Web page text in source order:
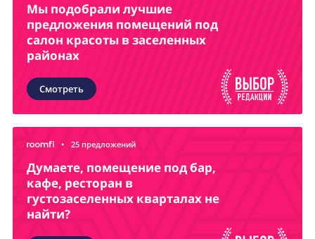
Мы подобрали лучшие
предложения помещений под
салон красоты в заселенных
районах
Смотреть
• 25 предложений
Думаете, помещение под бар,
кафе, ресторан в
густозаселенных кварталах не
найти?